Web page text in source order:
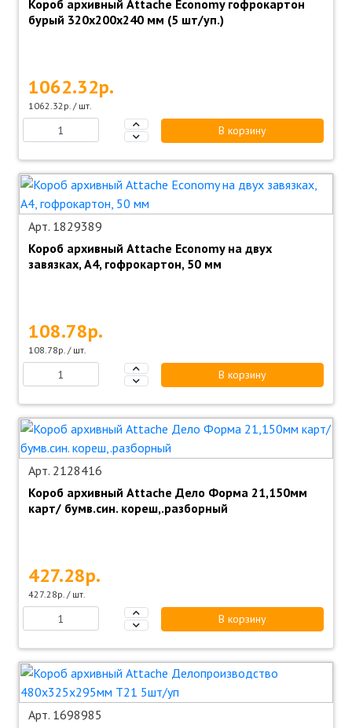
Короб архивный Attache Economy гофрокартон
бурый 320x200x240 мм (5 шт/уп.)
1062.32р.
1062.32р. / шт.
В корзину
Арт. 1829389
Короб архивный Attache Economy на двух
завязках, А4, гофрокартон, 50 мм
108.78р.
108.78р. / шт.
В корзину
Арт. 2128416
Короб архивный Attache Дело Форма 21,150мм
карт/ бумв.син. кореш,.разборный
427.28р.
427.28р. / шт.
В корзину
Арт. 1698985